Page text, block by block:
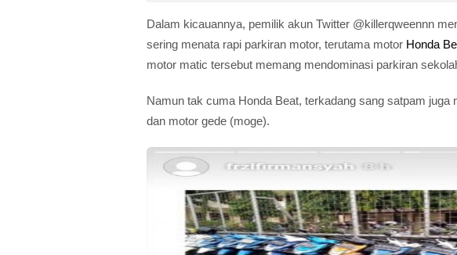
Dalam kicauannya, pemilik akun Twitter @killerqweennn
sering menata rapi parkiran motor, terutama motor Honda
motor matic tersebut memang mendominasi parkiran
Namun tak cuma Honda Beat, terkadang sang satpam juga
dan motor gede (moge).